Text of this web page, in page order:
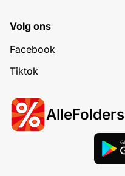
Volg ons
Facebook
Tiktok
AlleFolders